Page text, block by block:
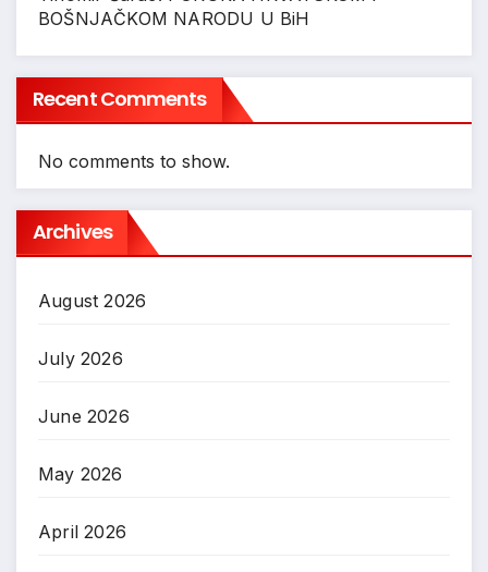
BOŠNJAČKOM NARODU U BiH
Recent Comments
No comments to show.
Archives
August 2026
July 2026
June 2026
May 2026
April 2026